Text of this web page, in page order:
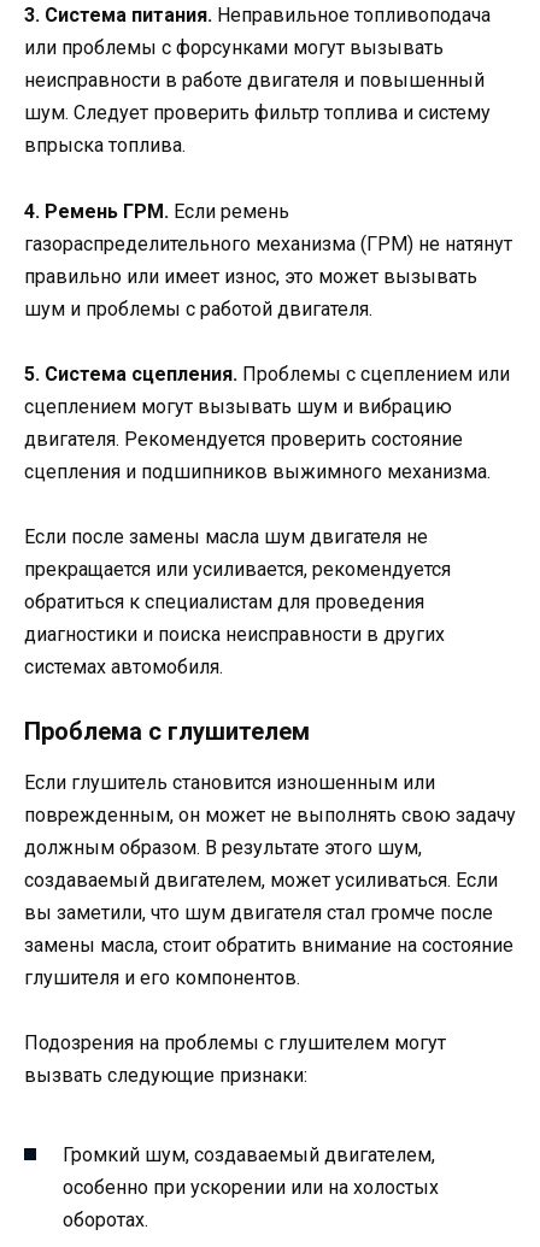
3. Система питания. Неправильное топливоподача
или проблемы с форсунками могут вызывать
неисправности в работе двигателя и повышенный
шум. Следует проверить фильтр топлива и систему
впрыска топлива.
4. Ремень ГРМ. Если ремень
газораспределительного механизма (ГРМ) не натянут
правильно или имеет износ, это может вызывать
шум и проблемы с работой двигателя.
5. Система сцепления. Проблемы с сцеплением или
сцеплением могут вызывать шум и вибрацию
двигателя. Рекомендуется проверить состояние
сцепления и подшипников выжимного механизма.
Если после замены масла шум двигателя не
прекращается или усиливается, рекомендуется
обратиться к специалистам для проведения
диагностики и поиска неисправности в других
системах автомобиля.
Проблема с глушителем
Если глушитель становится изношенным или
поврежденным, он может не выполнять свою задачу
должным образом. В результате этого шум,
создаваемый двигателем, может усиливаться. Если
вы заметили, что шум двигателя стал громче после
замены масла, стоит обратить внимание на состояние
глушителя и его компонентов.
Подозрения на проблемы с глушителем могут
вызвать следующие признаки:
Громкий шум, создаваемый двигателем,
особенно при ускорении или на холостых
оборотах.